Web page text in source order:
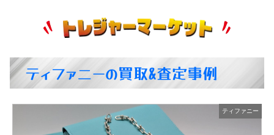
ティファニーの買取&査定事例
ティファニー